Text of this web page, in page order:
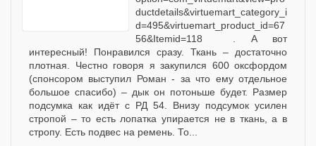
ductdetails&virtuemart_category_i
d=495&virtuemart_product_id=67
56&Itemid=118 . А вот
интересный! Понравился сразу. Ткань – достаточно
плотная. Честно говоря я закупился 600 оксфордом
(спонсором выступил Роман - за что ему отдельное
большое спасибо) – дык он потоньше будет. Размер
подсумка как идёт с РД 54. Внизу подсумок усилен
стропой – то есть лопатка упирается не в ткань, а в
стропу. Есть подвес на ремень. То...